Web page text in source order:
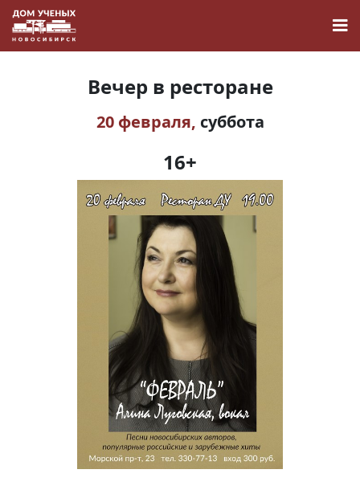
Наука
О Доме учёных
Виртуальный тур
Контакты
Вакансии
Вечер в ресторане
20 февраля, суббота
16+